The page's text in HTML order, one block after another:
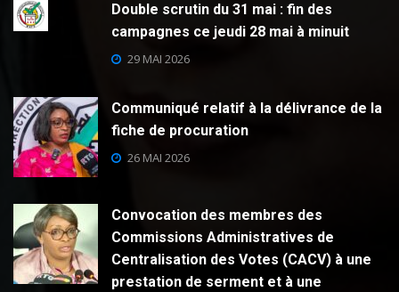
Double scrutin du 31 mai : fin des
campagnes ce jeudi 28 mai à minuit
29 MAI 2026
Communiqué relatif à la délivrance de la
fiche de procuration
26 MAI 2026
Convocation des membres des
Commissions Administratives de
Centralisation des Votes (CACV) à une
prestation de serment et à une